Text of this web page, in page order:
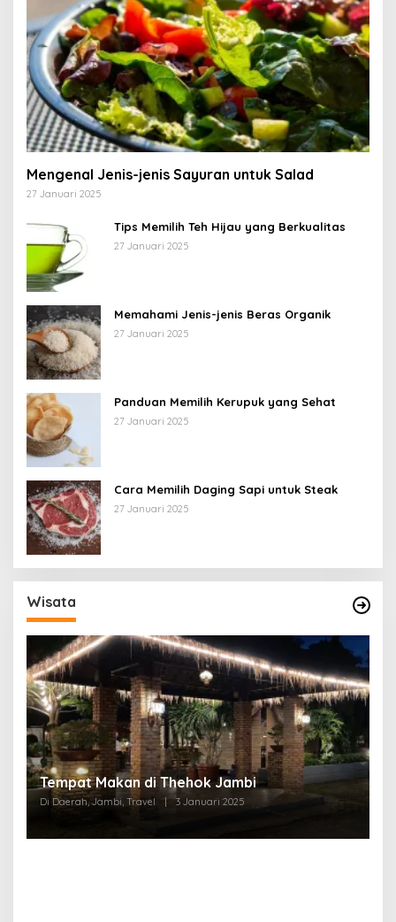
Mengenal Jenis-jenis Sayuran untuk Salad
27 Januari 2025
Tips Memilih Teh Hijau yang Berkualitas
27 Januari 2025
Memahami Jenis-jenis Beras Organik
27 Januari 2025
Panduan Memilih Kerupuk yang Sehat
27 Januari 2025
Cara Memilih Daging Sapi untuk Steak
27 Januari 2025
Wisata
Tempat Makan di Thehok Jambi
Di Daerah, Jambi, Travel 3 Januari 2025